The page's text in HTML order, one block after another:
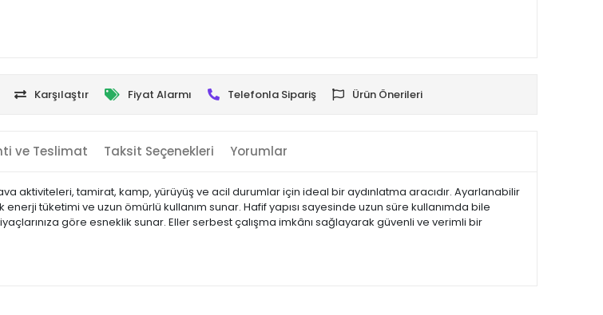
Karşılaştır Fiyat Alarmı Telefonla Sipariş Ürün Önerileri
ve Teslimat Taksit Seçenekleri Yorumlar
aktiviteleri, tamirat, kamp, yürüyüş ve acil durumlar için ideal bir aydınlatma aracıdır. Ayarlanabilir
tüketimi ve uzun ömürlü kullanım sunar. Hafif yapısı sayesinde uzun süre kullanımda bile
göre esneklik sunar. Eller serbest çalışma imkânı sağlayarak güvenli ve verimli bir